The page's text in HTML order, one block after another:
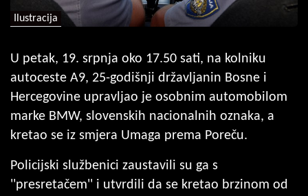
Ilustracija
U petak, 19. srpnja oko 17.50 sati, na kolniku
autoceste A9, 25-godišnji državljanin Bosne i
Hercegovine upravljao je osobnim automobilom
marke BMW, slovenskih nacionalnih oznaka, a
kretao se iz smjera Umaga prema Poreču.
Policijski službenici zaustavili su ga s
''presretačem'' i utvrdili da se kretao brzinom od